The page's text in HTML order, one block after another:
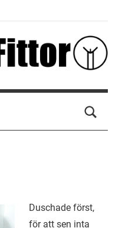
Duschade först,
för att sen inta